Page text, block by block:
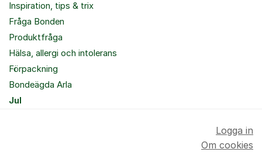
Inspiration, tips & trix
Fråga Bonden
Produktfråga
Hälsa, allergi och intolerans
Förpackning
Bondeägda Arla
Jul
Logga in
Om cookies